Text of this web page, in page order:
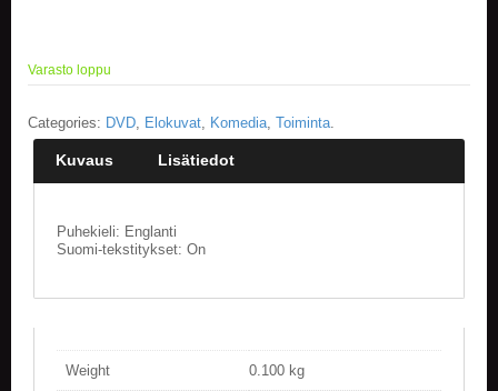
Varasto loppu
Categories: DVD, Elokuvat, Komedia, Toiminta.
Kuvaus Lisätiedot
Puhekieli: Englanti
Suomi-tekstitykset: On
Weight 0.100 kg